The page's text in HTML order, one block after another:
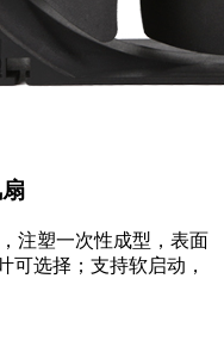
注塑一次性成型，表面
可选择；支持软启动，